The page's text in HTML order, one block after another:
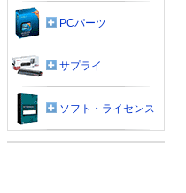
PCパーツ
サプライ
ソフト・ライセンス